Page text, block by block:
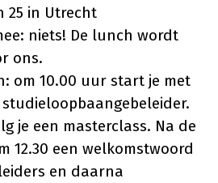
25 in Utrecht
niets! De lunch wordt
ons.
om 10.00 uur start je met
je een masterclass. Na de
12.30 een welkomstwoord
en daarna